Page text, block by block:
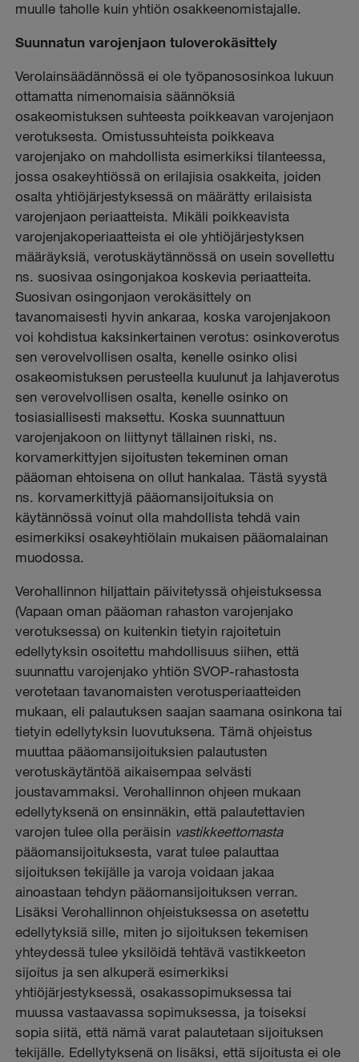
muulle taholle kuin yhtiön osakkeenomistajalle.
Suunnatun varojenjaon tuloverokäsittely
Verolainsäädännössä ei ole työpanososinkoa lukuun
ottamatta nimenomaisia säännöksiä
osakeomistuksen suhteesta poikkeavan varojenjaon
verotuksesta. Omistussuhteista poikkeava
varojenjako on mahdollista esimerkiksi tilanteessa,
jossa osakeyhtiössä on erilajisia osakkeita, joiden
osalta yhtiöjärjestyksessä on määrätty erilaisista
varojenjaon periaatteista. Mikäli poikkeavista
varojenjakoperiaatteista ei ole yhtiöjärjestyksen
määräyksiä, verotuskäytännössä on usein sovellettu
ns. suosivaa osingonjakoa koskevia periaatteita.
Suosivan osingonjaon verokäsittely on
tavanomaisesti hyvin ankaraa, koska varojenjakoon
voi kohdistua kaksinkertainen verotus: osinkoverotus
sen verovelvollisen osalta, kenelle osinko olisi
osakeomistuksen perusteella kuulunut ja lahjaverotus
sen verovelvollisen osalta, kenelle osinko on
tosiasiallisesti maksettu. Koska suunnattuun
varojenjakoon on liittynyt tällainen riski, ns.
korvamerkittyjen sijoitusten tekeminen oman
pääoman ehtoisena on ollut hankalaa. Tästä syystä
ns. korvamerkittyjä pääomansijoituksia on
käytännössä voinut olla mahdollista tehdä vain
esimerkiksi osakeyhtiölain mukaisen pääomalainan
muodossa.
Verohallinnon hiljattain päivitetyssä ohjeistuksessa
(Vapaan oman pääoman rahaston varojenjako
verotuksessa) on kuitenkin tietyin rajoitetuin
edellytyksin osoitettu mahdollisuus siihen, että
suunnattu varojenjako yhtiön SVOP-rahastosta
verotetaan tavanomaisten verotusperiaatteiden
mukaan, eli palautuksen saajan saamana osinkona tai
tietyin edellytyksin luovutuksena. Tämä ohjeistus
muuttaa pääomansijoituksien palautusten
verotuskäytäntöä aikaisempaa selvästi
joustavammaksi. Verohallinnon ohjeen mukaan
edellytyksenä on ensinnäkin, että palautettavien
varojen tulee olla peräisin vastikkeettomasta
pääomansijoituksesta, varat tulee palauttaa
sijoituksen tekijälle ja varoja voidaan jakaa
ainoastaan tehdyn pääomansijoituksen verran.
Lisäksi Verohallinnon ohjeistuksessa on asetettu
edellytyksiä sille, miten jo sijoituksen tekemisen
yhteydessä tulee yksilöidä tehtävä vastikkeeton
sijoitus ja sen alkuperä esimerkiksi
yhtiöjärjestyksessä, osakassopimuksessa tai
muussa vastaavassa sopimuksessa, ja toiseksi
sopia siitä, että nämä varat palautetaan sijoituksen
tekijälle. Edellytyksenä on lisäksi, että sijoitusta ei ole